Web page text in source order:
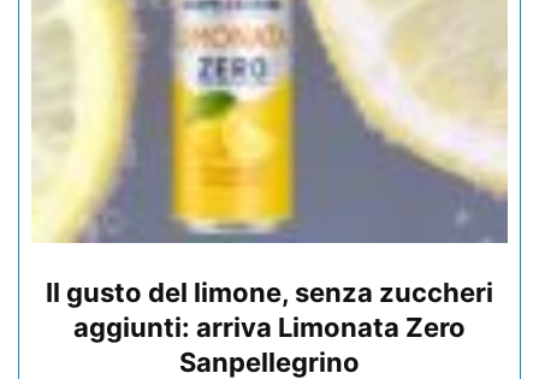
Il gusto del limone, senza zuccheri
aggiunti: arriva Limonata Zero
Sanpellegrino